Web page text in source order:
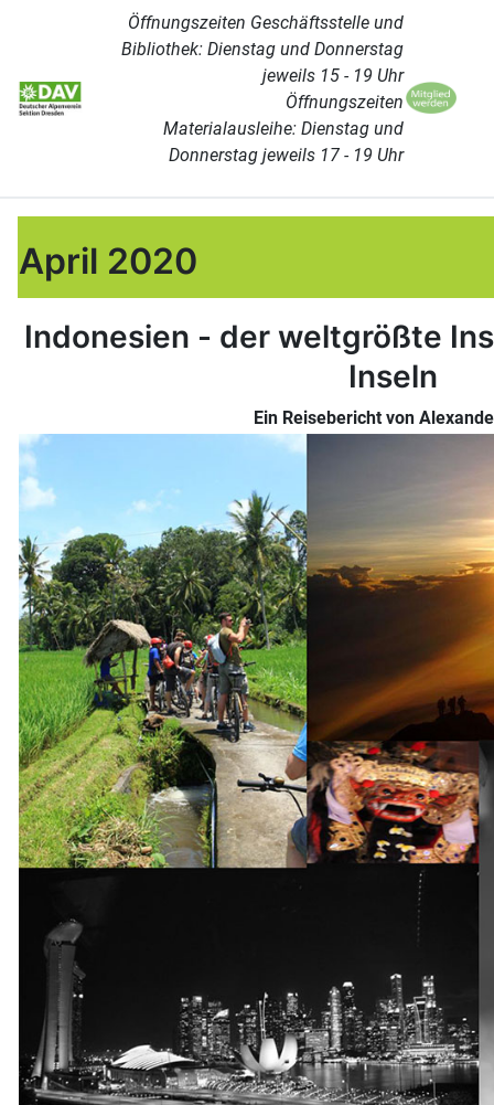
Öffnungszeiten Geschäftsstelle und
Bibliothek: Dienstag und Donnerstag
jeweils 15 - 19 Uhr
Öffnungszeiten
Materialausleihe: Dienstag und
Donnerstag jeweils 17 - 19 Uhr
April 2020
Indonesien - der weltgrößte
Inseln
Ein Reisebericht von